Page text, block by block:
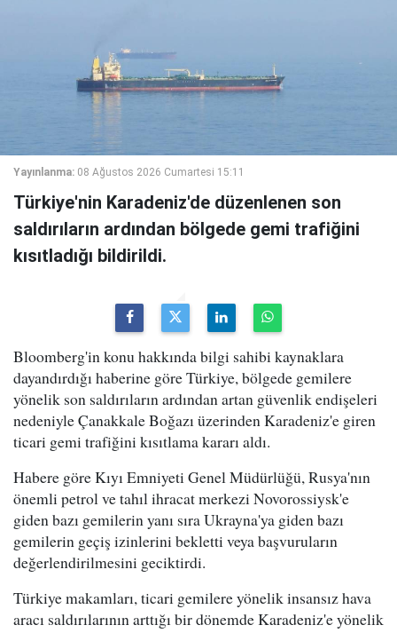
Yayınlanma: 08 Ağustos 2026 Cumartesi 15:11
Türkiye'nin Karadeniz'de düzenlenen son
saldırıların ardından bölgede gemi trafiğini
kısıtladığı bildirildi.
Bloomberg'in konu hakkında bilgi sahibi kaynaklara
dayandırdığı haberine göre Türkiye, bölgede gemilere
yönelik son saldırıların ardından artan güvenlik endişeleri
nedeniyle Çanakkale Boğazı üzerinden Karadeniz'e giren
ticari gemi trafiğini kısıtlama kararı aldı.
Habere göre Kıyı Emniyeti Genel Müdürlüğü, Rusya'nın
önemli petrol ve tahıl ihracat merkezi Novorossiysk'e
giden bazı gemilerin yanı sıra Ukrayna'ya giden bazı
gemilerin geçiş izinlerini bekletti veya başvuruların
değerlendirilmesini geciktirdi.
Türkiye makamları, ticari gemilere yönelik insansız hava
aracı saldırılarının arttığı bir dönemde Karadeniz'e yönelik